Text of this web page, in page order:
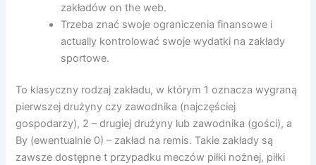
zakładów on the web.
Trzeba znać swoje ograniczenia finansowe i
actually kontrolować swoje wydatki na zakłady
sportowe.
To klasyczny rodzaj zakładu, w którym 1 oznacza wygraną
pierwszej drużyny czy zawodnika (najczęściej
gospodarzy), 2 – drugiej drużyny lub zawodnika (gości), a
By (ewentualnie 0) – zakład na remis. Takie zakłady są
zawsze dostępne t przypadku meczów piłki nożnej, piłki